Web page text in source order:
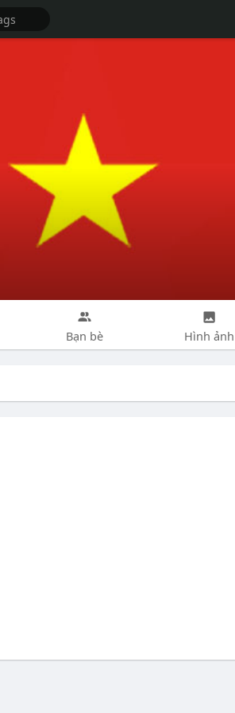
Bạn bè Hình ảnh